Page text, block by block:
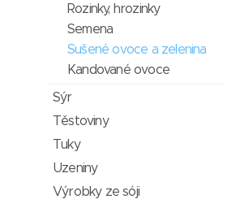
Rozinky, hrozinky
Semena
Sušené ovoce a zelenina
Kandované ovoce
Sýr
Těstoviny
Tuky
Uzeniny
Výrobky ze sóji